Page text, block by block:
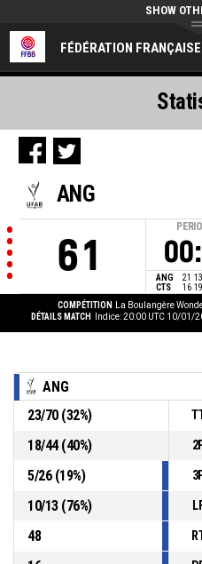
FÉDÉRATION
SHOW
ANG
61 ANG 21 13
CTS
16 19
COMPÉTITION La Boulangère
DÉTAILS MATCH
Indice: 20:00 UTC 10/01/
ANG
23/70(32%)
18/44(40%)
5/26(19%)
10/13(76%)
48